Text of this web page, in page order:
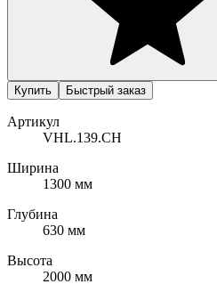
Купить
Быстрый заказ
Артикул
VHL.139.CH
Ширина
1300 мм
Глубина
630 мм
Высота
2000 мм